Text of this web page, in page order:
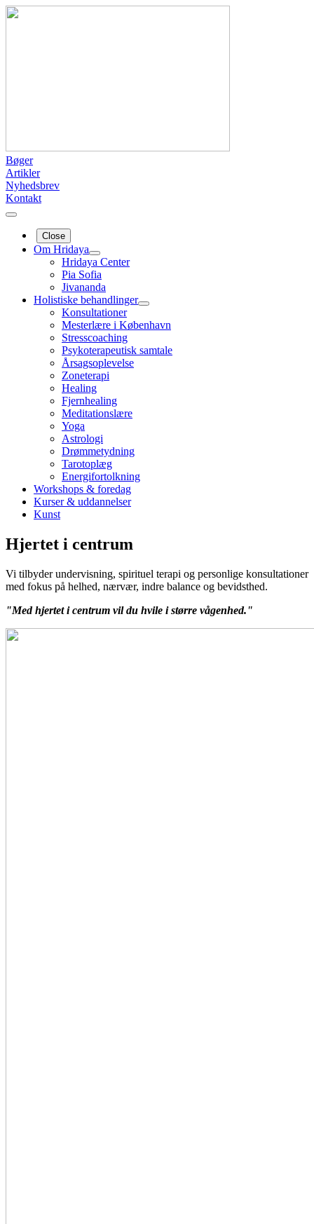
Bøger
Artikler
Nyhedsbrev
Kontakt
Close
Om Hridaya
Hridaya Center
Pia Sofia
Jivananda
Holistiske behandlinger
Konsultationer
Mesterlære i København
Stresscoaching
Psykoterapeutisk samtale
Årsagsoplevelse
Zoneterapi
Healing
Fjernhealing
Meditationslære
Yoga
Astrologi
Drømmetydning
Tarotoplæg
Energifortolkning
Workshops & foredag
Kurser & uddannelser
Kunst
Hjertet i centrum
Vi tilbyder undervisning, spirituel terapi og personlige konsultationer
med fokus på helhed, nærvær, indre balance og bevidsthed.
"Med hjertet i centrum vil du hvile i større vågenhed."